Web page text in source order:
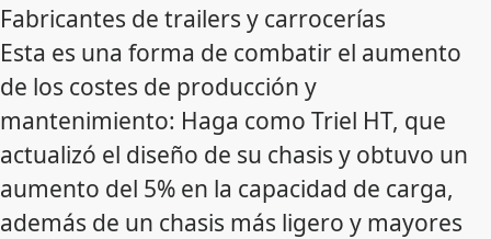
Fabricantes de trailers y carrocerías
Esta es una forma de combatir el aumento
de los costes de producción y
mantenimiento: Haga como Triel HT, que
actualizó el diseño de su chasis y obtuvo un
aumento del 5% en la capacidad de carga,
además de un chasis más ligero y mayores